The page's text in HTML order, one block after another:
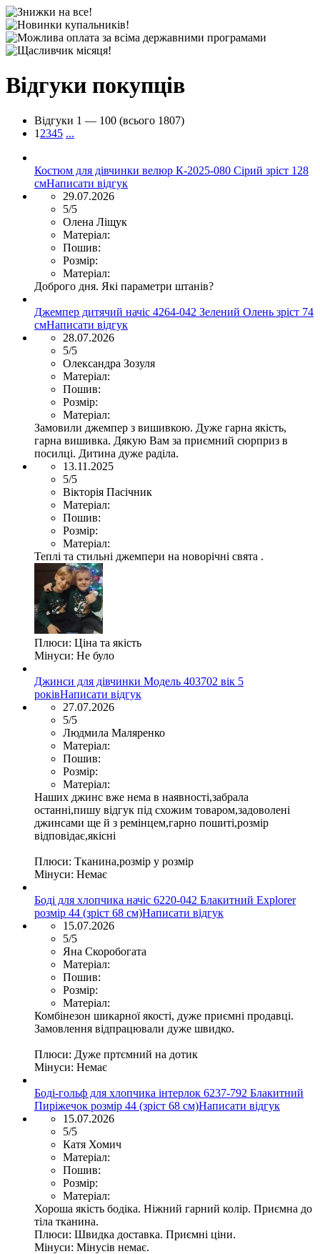
Відгуки покупців
Відгуки 1 — 100 (всього 1807)
1 2345 ...
Костюм для дівчинки велюр К-2025-080 Сірий зріст 128
смНаписати відгук
29.07.2026
5/5
Олена Ліщук
Матеріал:
Пошив:
Розмір:
Матеріал:
Доброго дня. Які параметри штанів?
Джемпер дитячий начіс 4264-042 Зелений Олень зріст 74
смНаписати відгук
28.07.2026
5/5
Олександра Зозуля
Матеріал:
Пошив:
Розмір:
Матеріал:
Замовили джемпер з вишивкою. Дуже гарна якість,
гарна вишивка. Дякую Вам за приємний сюрприз в
посилці. Дитина дуже раділа.
13.11.2025
5/5
Вікторія Пасічник
Матеріал:
Пошив:
Розмір:
Матеріал:
Теплі та стильні джемпери на новорічні свята .
Плюси: Ціна та якість
Мінуси: Не було
Джинси для дівчинки Модель 403702 вік 5
роківНаписати відгук
27.07.2026
5/5
Людмила Маляренко
Матеріал:
Пошив:
Розмір:
Матеріал:
Наших джинс вже нема в наявності,забрала
останні,пишу відгук під схожим товаром,задоволені
джинсами ще й з ремінцем,гарно пошиті,розмір
відповідає,якісні
Плюси: Тканина,розмір у розмір
Мінуси: Немає
Боді для хлопчика начіс 6220-042 Блакитний Explorer
розмір 44 (зріст 68 см)Написати відгук
15.07.2026
5/5
Яна Скоробогата
Матеріал:
Пошив:
Розмір:
Матеріал:
Комбінезон шикарної якості, дуже приємні продавці.
Замовлення відпрацювали дуже швидко.
Плюси: Дуже пртємний на дотик
Мінуси: Немає
Боді-гольф для хлопчика інтерлок 6237-792 Блакитний
Пиріжечок розмір 44 (зріст 68 см)Написати відгук
15.07.2026
5/5
Катя Хомич
Матеріал:
Пошив:
Розмір:
Матеріал:
Хороша якість бодіка. Ніжний гарний колір. Приємна до
тіла тканина.
Плюси: Швидка доставка. Приємні ціни.
Мінуси: Мінусів немає.